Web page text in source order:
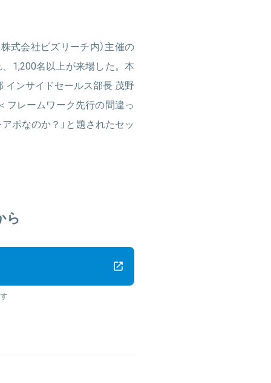
式会社ビズリーチ内）主催の
1,200名以上が来場した。本
インサイドセールス部長 茂野
フレームワーク先行の間違っ
ポなのか？」と題されたセッ
ら